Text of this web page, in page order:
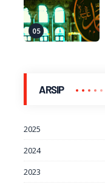
ARSIP
2025
2024
2023